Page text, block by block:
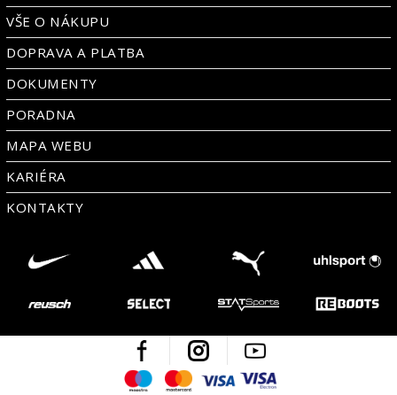
VŠE O NÁKUPU
DOPRAVA A PLATBA
DOKUMENTY
PORADNA
MAPA WEBU
KARIÉRA
KONTAKTY
Facebook Instagram
MaestroMastercard
Visa